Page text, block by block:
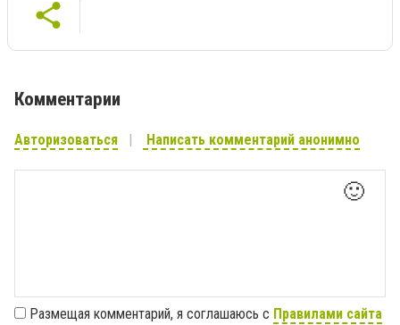
Комментарии
Авторизоваться Написать комментарий анонимно
🙂
Размещая комментарий, я соглашаюсь с Правилами сайта